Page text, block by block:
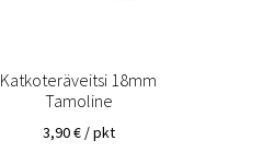
Katkoteräveitsi 18mm
Tamoline
3,90€ / pkt